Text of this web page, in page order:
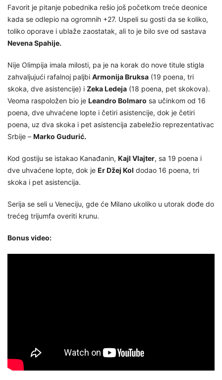
Favorit je pitanje pobednika rešio još početkom treće deonice
kada se odlepio na ogromnih +27. Uspeli su gosti da se koliko,
toliko oporave i ublaže zaostatak, ali to je bilo sve od sastava
Nevena Spahije.
Nije Olimpija imala milosti, pa je na korak do nove titule stigla
zahvaljujući rafalnoj paljbi Armonija Bruksa (19 poena, tri
skoka, dve asistencije) i Zeka Ledeja (18 poena, pet skokova).
Veoma raspoložen bio je Leandro Bolmaro sa učinkom od 16
poena, dve uhvaćene lopte i četiri asistencije, dok je četiri
poena, uz dva skoka i pet asistencija zabeležio reprezentativac
Srbije – Marko Gudurić.
Kod gostiju se istakao Kanađanin, Kajl Vlajter, sa 19 poena i
dve uhvaćene lopte, dok je Er Džej Kol dodao 16 poena, tri
skoka i pet asistencija.
Serija se seli u Veneciju, gde će Milano ukoliko u utorak dođe do
trećeg trijumfa overiti krunu.
Bonus video: